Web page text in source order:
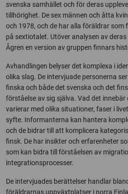
svenska samhället och för deras
tillhörighet. De sex männen och åtta
och 1978, och de har alla föräldrar som
på sextiotalet. Utöver analysen av
Ågren en version av gruppen finnars
Avhandlingen belyser det komplexa i
olika slag. De intervjuade personerna
finska och både det svenska och det
förståelse av sig själva. Vad det
varierar med olika situationer, faser i
syfte. Informanterna kan hantera
och de bidrar till att komplicera
finsk. De har insikter och erfarenheter
som kan bidra till förståelsen av
integrationsprocesser.
De intervjuades berättelser handlar
föräldrarnas uppväxtplatser i norra